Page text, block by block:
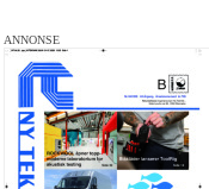
ANNONSE